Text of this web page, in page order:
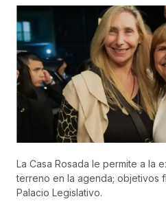
La Casa Rosada le permite a la
terreno en la agenda; objetivos
Palacio Legislativo.